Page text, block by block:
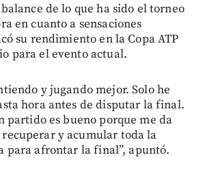
de lo que ha sido el torneo
en cuanto a sensaciones
su rendimiento en la Copa ATP
para el evento actual.
y jugando mejor. Solo he
hora antes de disputar la final.
partido es bueno porque me da
y acumular toda la
para afrontar la final”, apuntó.